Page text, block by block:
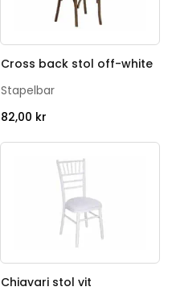
Cross back stol off-white
Stapelbar
82,00 kr
Chiavari stol vit